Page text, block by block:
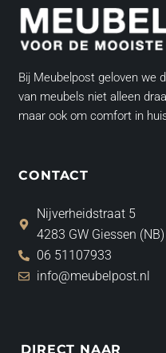
Bij Meubelpost geloven we
van meubels niet alleen
maar ook om comfort in
CONTACT
Nijverheidstraat 5
4283 GW Giessen (NB)
06 51107933
info@meubelpost.nl
DIRECT NAAR